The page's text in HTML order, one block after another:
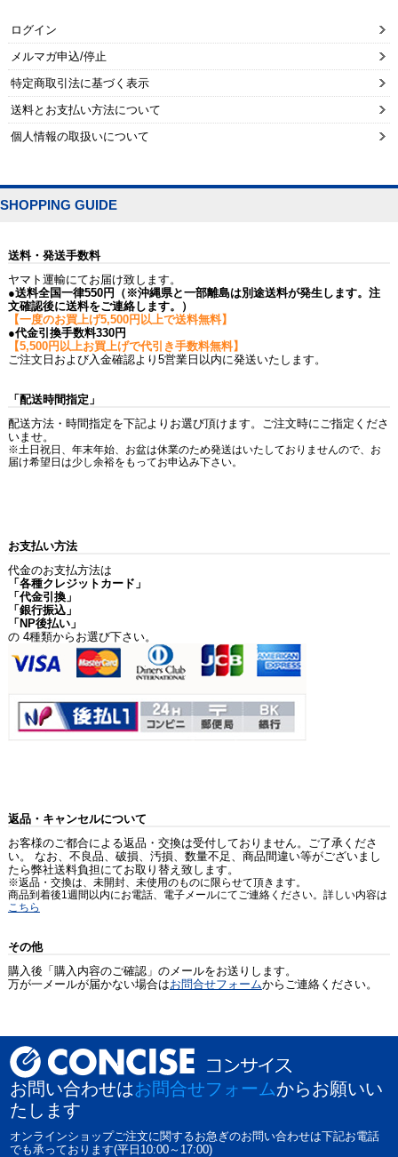
ログイン
メルマガ申込/停止
特定商取引法に基づく表示
送料とお支払い方法について
個人情報の取扱いについて
SHOPPING GUIDE
送料・発送手数料
ヤマト運輸にてお届け致します。
●送料全国一律550円（※沖縄県と一部離島は別途送料が発生します。注
文確認後に送料をご連絡します。）
【一度のお買上げ5,500円以上で送料無料】
●代金引換手数料330円
【5,500円以上お買上げで代引き手数料無料】
ご注文日および入金確認より5営業日以内に発送いたします。
「配送時間指定」
配送方法・時間指定を下記よりお選び頂けます。ご注文時にご指定くださ
いませ。
※土日祝日、年末年始、お盆は休業のため発送はいたしておりませんので、お
届け希望日は少し余裕をもってお申込み下さい。
お支払い方法
代金のお支払方法は
「各種クレジットカード」
「代金引換」
「銀行振込」
「NP後払い」
の 4種類からお選び下さい。
返品・キャンセルについて
お客様のご都合による返品・交換は受付しておりません。ご了承くださ
い。 なお、不良品、破損、汚損、数量不足、商品間違い等がございまし
たら弊社送料負担にてお取り替え致します。
※返品・交換は、未開封、未使用のものに限らせて頂きます。
商品到着後1週間以内にお電話、電子メールにてご連絡ください。詳しい内容は
こちら
その他
購入後「購入内容のご確認」のメールをお送りします。
万が一メールが届かない場合はお問合せフォームからご連絡ください。
お問い合わせはお問合せフォームからお願いい
たします
オンラインショップご注文に関するお急ぎのお問い合わせは下記お電話
でも承っております(平日10:00～17:00)